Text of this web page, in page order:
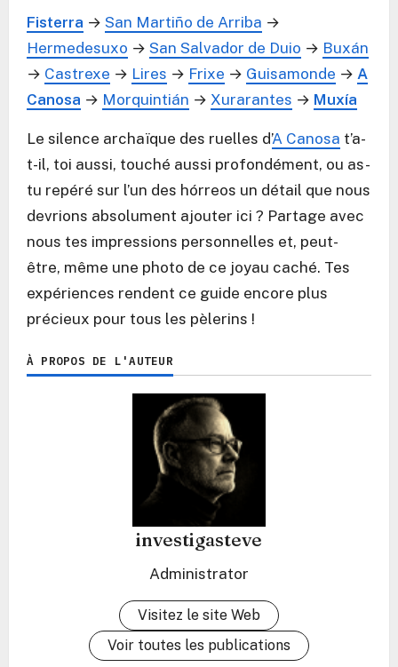
Fisterra → San Martiño de Arriba →
Hermedesuxo → San Salvador de Duio → Buxán
→ Castrexe → Lires → Frixe → Guisamonde → A
Canosa → Morquintián → Xurarantes → Muxía
Le silence archaïque des ruelles d’A Canosa t’a-
t-il, toi aussi, touché aussi profondément, ou as-
tu repéré sur l’un des hórreos un détail que nous
devrions absolument ajouter ici ? Partage avec
nous tes impressions personnelles et, peut-
être, même une photo de ce joyau caché. Tes
expériences rendent ce guide encore plus
précieux pour tous les pèlerins !
À PROPOS DE L'AUTEUR
investigasteve
Administrator
Visitez le site Web
Voir toutes les publications